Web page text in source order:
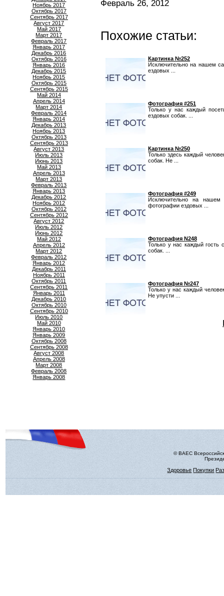
Ноябрь 2017
Октябрь 2017
Сентябрь 2017
Август 2017
Май 2017
Март 2017
Февраль 2017
Январь 2017
Декабрь 2016
Октябрь 2016
Январь 2016
Декабрь 2015
Ноябрь 2015
Октябрь 2015
Сентябрь 2015
Май 2014
Апрель 2014
Март 2014
Февраль 2014
Январь 2014
Декабрь 2013
Ноябрь 2013
Октябрь 2013
Сентябрь 2013
Август 2013
Июль 2013
Июнь 2013
Май 2013
Апрель 2013
Март 2013
Февраль 2013
Январь 2013
Декабрь 2012
Ноябрь 2012
Октябрь 2012
Сентябрь 2012
Август 2012
Июль 2012
Июнь 2012
Май 2012
Апрель 2012
Март 2012
Февраль 2012
Январь 2012
Декабрь 2011
Ноябрь 2011
Октябрь 2011
Сентябрь 2011
Январь 2011
Декабрь 2010
Октябрь 2010
Сентябрь 2010
Июль 2010
Май 2010
Январь 2010
Январь 2009
Октябрь 2008
Сентябрь 2008
Август 2008
Апрель 2008
Март 2008
Февраль 2008
Январь 2008
Февраль 26, 2012
Похожие статьи:
Картинка №252
Исключительно на нашем
ездовых ...
Фотография #251
Только у нас каждый
ездовых собак. ...
Картинка №250
Только здесь каждый
собак. Не ...
Фотография #249
Исключительно на нашем
фотографии ездовых ...
Фотография N248
Только у нас каждый гость
собак. ...
Фотография №247
Только у нас каждый
Не упусти ...
© ВАЕС
Здоровье Покупки